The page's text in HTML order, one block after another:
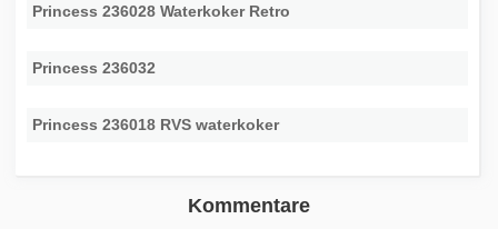
Princess 236028 Waterkoker Retro
Princess 236032
Princess 236018 RVS waterkoker
Kommentare